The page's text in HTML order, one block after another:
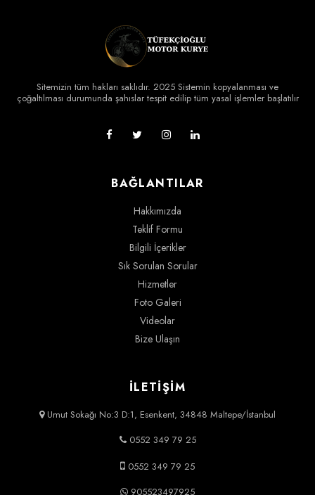
Sitemizin tüm hakları saklıdır. 2025 Sistemin kopyalanması ve
çoğaltılması durumunda şahıslar tespit edilip tüm yasal işlemler başlatılır
BAĞLANTILAR
Hakkımızda
Teklif Formu
Bilgili İçerikler
Sık Sorulan Sorular
Hizmetler
Foto Galeri
Videolar
Bize Ulaşın
İLETİŞİM
Umut Sokağı No:3 D:1, Esenkent, 34848 Maltepe/İstanbul
0552 349 79 25
0552 349 79 25
905523497925